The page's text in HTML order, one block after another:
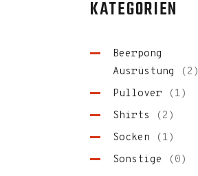
KATEGORIEN
Beerpong
Ausrüstung
(2)
Pullover
(1)
Shirts
(2)
Socken
(1)
Sonstige
(0)